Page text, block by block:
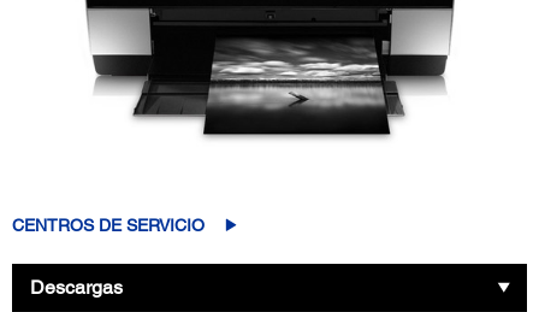
CENTROS DE SERVICIO
Descargas